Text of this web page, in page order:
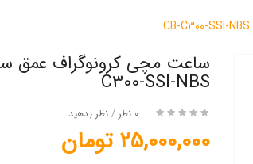
C300-SSI-NBS
0 نظر /نظر بدهید
25,000,000 تومان